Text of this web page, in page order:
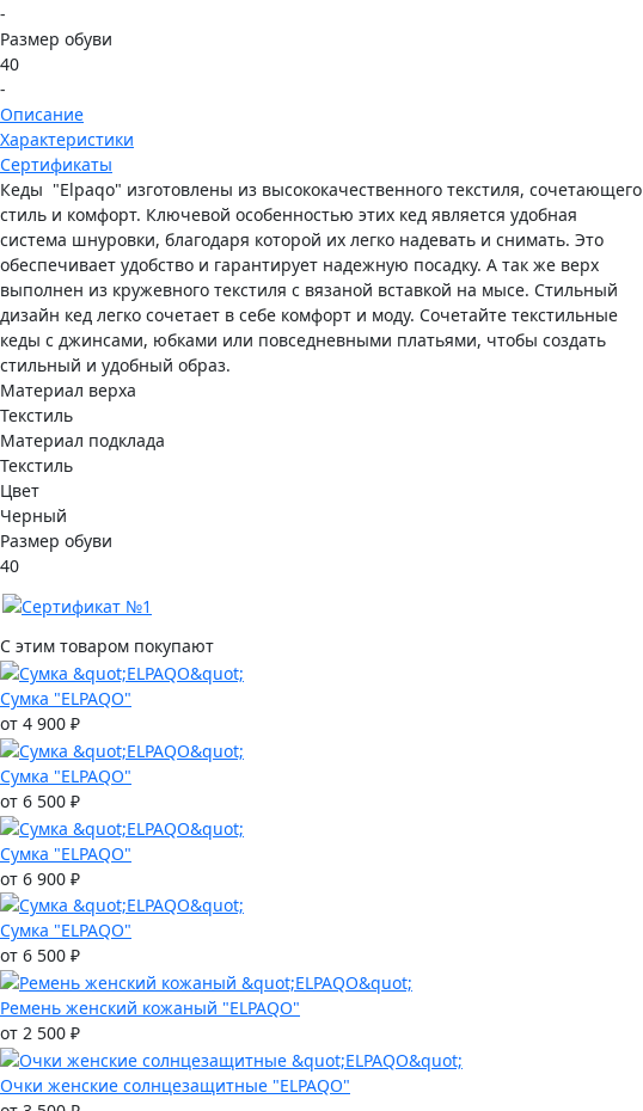
-
Размер обуви
40
-
Описание
Характеристики
Сертификаты
Кеды "Elpaqo" изготовлены из высококачественного текстиля, сочетающего
стиль и комфорт. Ключевой особенностью этих кед является удобная
система шнуровки, благодаря которой их легко надевать и снимать. Это
обеспечивает удобство и гарантирует надежную посадку. А так же верх
выполнен из кружевного текстиля с вязаной вставкой на мысе. Стильный
дизайн кед легко сочетает в себе комфорт и моду. Сочетайте текстильные
кеды с джинсами, юбками или повседневными платьями, чтобы создать
стильный и удобный образ.
Материал верха
Текстиль
Материал подклада
Текстиль
Цвет
Черный
Размер обуви
40
С этим товаром покупают
Сумка "ELPAQO"
от 4 900 ₽
Сумка "ELPAQO"
от 6 500 ₽
Сумка "ELPAQO"
от 6 900 ₽
Сумка "ELPAQO"
от 6 500 ₽
Ремень женский кожаный "ELPAQO"
от 2 500 ₽
Очки женские солнцезащитные "ELPAQO"